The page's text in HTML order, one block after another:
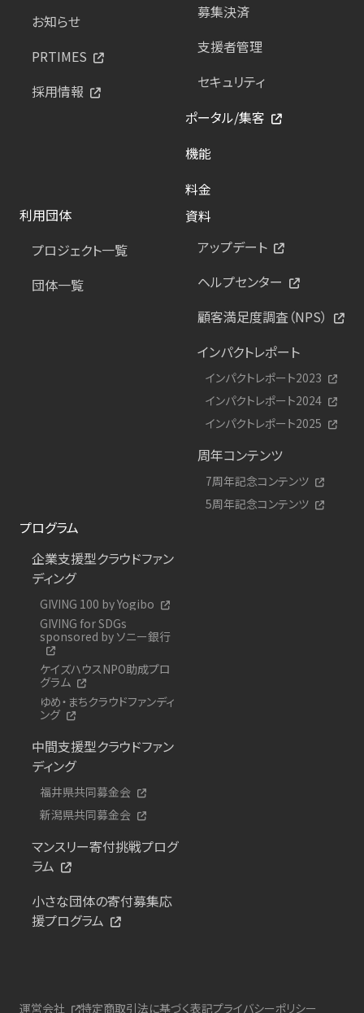
お知らせ
PRTIMES
採用情報
募集決済
支援者管理
セキュリティ
ポータル/集客
機能
料金
利用団体
プロジェクト一覧
団体一覧
資料
アップデート
ヘルプセンター
顧客満足度調査（NPS）
インパクトレポート
インパクトレポート2023
インパクトレポート2024
インパクトレポート2025
周年コンテンツ
7周年記念コンテンツ
5周年記念コンテンツ
プログラム
企業支援型クラウドファン
ディング
GIVING 100 by Yogibo
GIVING for SDGs
sponsored by ソニー銀行
ケイズハウスNPO助成プロ
グラム
ゆめ・まちクラウドファンディ
ング
中間支援型クラウドファン
ディング
福井県共同募金会
新潟県共同募金会
マンスリー寄付挑戦プログ
ラム
小さな団体の寄付募集応
援プログラム
運営会社 特定商取引法に基づく表記プライバシーポリシー